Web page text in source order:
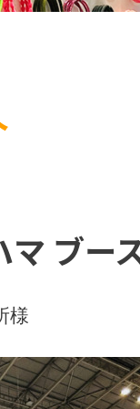
ブー
様